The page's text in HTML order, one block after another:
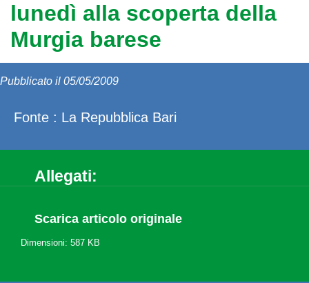
lunedì alla scoperta della
Murgia barese
Pubblicato il 05/05/2009
Fonte : La Repubblica Bari
Allegati:
Scarica articolo originale
Dimensioni: 587 KB